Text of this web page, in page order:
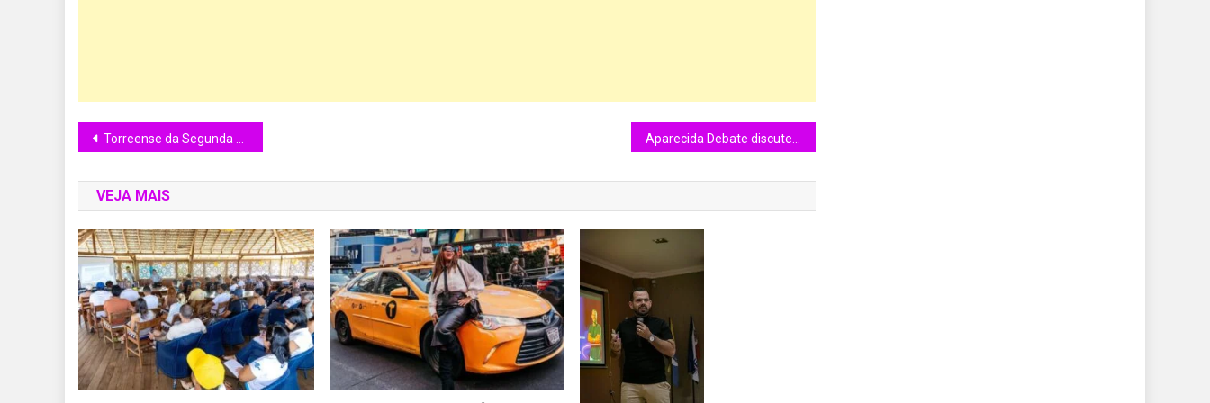
Torreense da Segunda Divisão é campeão da Taça de Portugal 2025/26 Aparecida Debate discute os desafios da sobrecarga materna
VEJA MAIS